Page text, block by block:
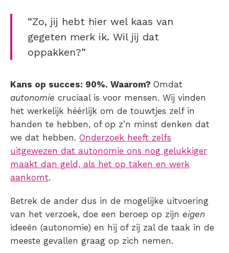
“Zo, jij hebt hier wel kaas van
gegeten merk ik. Wil jij dat
oppakken?”
Kans op succes: 90%. Waarom? Omdat
autonomie cruciaal is voor mensen. Wij vinden
het werkelijk héérlijk om de touwtjes zelf in
handen te hebben, of op z’n minst denken dat
we dat hebben. Onderzoek heeft zelfs
uitgewezen dat autonomie ons nog gelukkiger
maakt dan geld, als het op taken en werk
aankomt.
Betrek de ander dus in de mogelijke uitvoering
van het verzoek, doe een beroep op zijn eigen
ideeën (autonomie) en hij of zij zal de taak in de
meeste gevallen graag op zich nemen.